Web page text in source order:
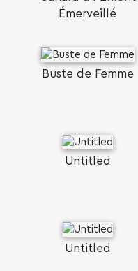
Émerveillé
Buste de Femme
Untitled
Untitled